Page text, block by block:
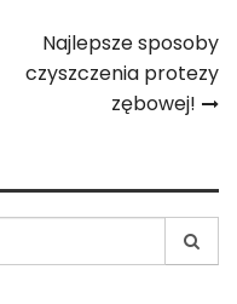
Najlepsze sposoby
czyszczenia protezy
zębowej!